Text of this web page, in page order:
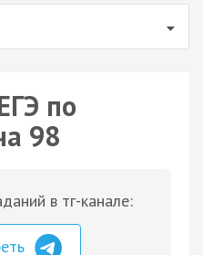
по
98
в тг-канале: